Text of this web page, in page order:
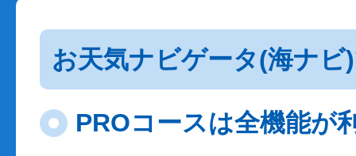
お天気ナビゲータ(海ナビ
PROコースは全機能が